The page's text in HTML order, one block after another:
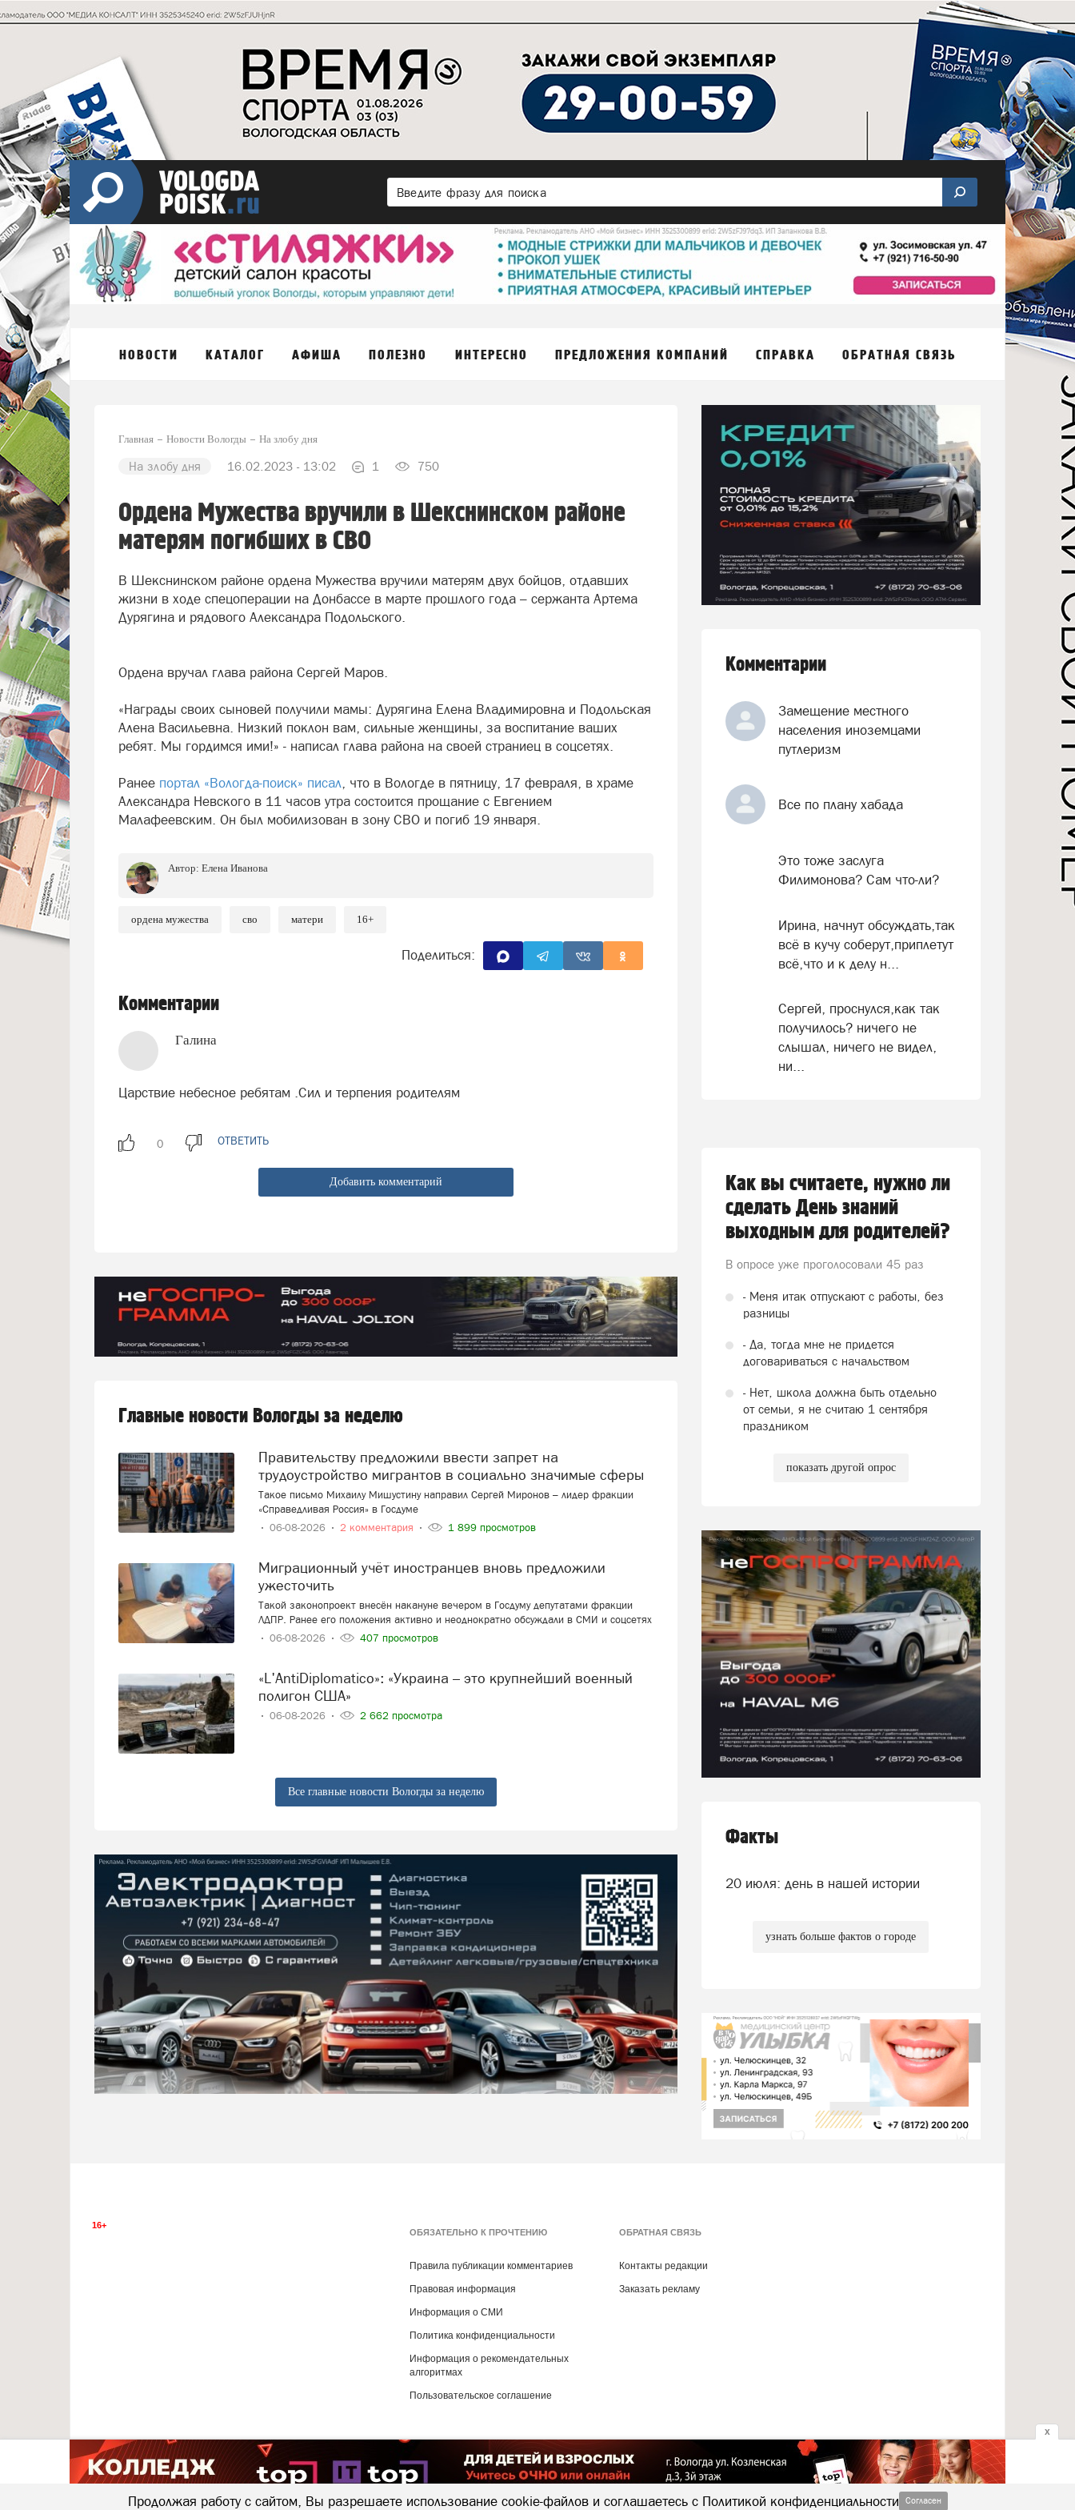
НОВОСТИ КАТАЛОГ АФИША ПОЛЕЗНО ИНТЕРЕСНО ПРЕДЛОЖЕНИЯ КОМПАНИЙ СПРАВКА ОБРАТНАЯ СВЯЗЬ
Главная Новости Вологды На злобу дня
На злобу дня 16.02.2023 - 13:02 1 750
Ордена Мужества вручили в Шекснинском районе
матерям погибших в СВО
В Шекснинском районе ордена Мужества вручили матерям двух бойцов, отдавших
жизни в ходе спецоперации на Донбассе в марте прошлого года – сержанта Артема
Дурягина и рядового Александра Подольского.
Ордена вручал глава района Сергей Маров.
«Награды своих сыновей получили мамы: Дурягина Елена Владимировна и Подольская
Алена Васильевна. Низкий поклон вам, сильные женщины, за воспитание ваших
ребят. Мы гордимся ими!» - написал глава района на своей страниец в соцсетях.
Ранее портал «Вологда-поиск» писал, что в Вологде в пятницу, 17 февраля, в храме
Александра Невского в 11 часов утра состоится прощание с Евгением
Малафеевским. Он был мобилизован в зону СВО и погиб 19 января.
Автор: Елена Иванова
ордена мужества сво матери 16+
Поделиться:
Комментарии
Галина
Царствие небесное ребятам .Сил и терпения родителям
ОТВЕТИТЬ
Добавить комментарий
Главные новости Вологды за неделю
Правительству предложили ввести запрет на
трудоустройство мигрантов в социально значимые сферы
Такое письмо Михаилу Мишустину направил Сергей Миронов – лидер фракции
«Справедливая Россия» в Госдуме
06-08-2026
2 комментария 1 899 просмотров
Миграционный учёт иностранцев вновь предложили
ужесточить
Такой законопроект внесён накануне вечером в Госдуму депутатами фракции
ЛДПР. Ранее его положения активно и неоднократно обсуждали в СМИ и соцсетях
06-08-2026
407 просмотров
«L'AntiDiplomatico»: «Украина – это крупнейший военный
полигон США»
06-08-2026 2 662 просмотра
Все главные новости Вологды за неделю
Комментарии
Замещение местного
населения иноземцами
путлеризм
Все по плану хабада
Это тоже заслуга
Филимонова? Сам что-ли?
Ирина, начнут обсуждать,так
всё в кучу соберут,приплетут
всё,что и к делу н...
Сергей, проснулся,как так
получилось? ничего не
слышал, ничего не видел,
ни...
Как вы считаете, нужно ли
сделать День знаний
выходным для родителей?
В опросе уже проголосовали 45 раз
- Меня итак отпускают с работы, без
разницы
- Да, тогда мне не придется
договариваться с начальством
- Нет, школа должна быть отдельно
от семьи, я не считаю 1 сентября
праздником
показать другой опрос
Факты
20 июля: день в нашей истории
узнать больше фактов о городе
x
16+
ОБЯЗАТЕЛЬНО К ПРОЧТЕНИЮ
Правила публикации комментариев
Правовая информация
Информация о СМИ
Политика конфиденциальности
Информация о рекомендательных
алгоритмах
Пользовательское соглашение
ОБРАТНАЯ СВЯЗЬ
Контакты редакции
Заказать рекламу
Copyright ©2016- 2026Рекламная группа «Медиа консалт»
Продолжая работу с сайтом, Вы разрешаете использование cookie-файлов и соглашаетесь с Политикой конфиденциальности Согласен